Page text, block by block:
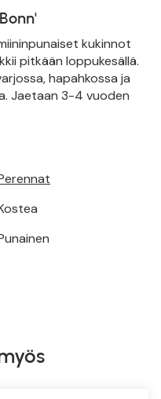
kukinnot
pitkään loppukesällä.
hapahkossa ja
Jaetaan 3-4 vuoden